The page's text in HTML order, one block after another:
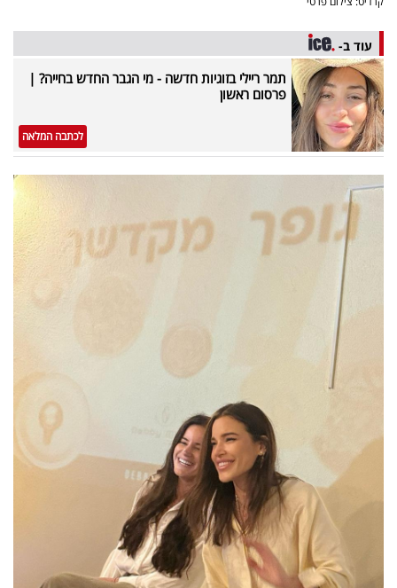
עוד ב-
תמר ריילי בזוגיות חדשה - מי הגבר החדש בחייה? |
פרסום ראשון
לכתבה המלאה